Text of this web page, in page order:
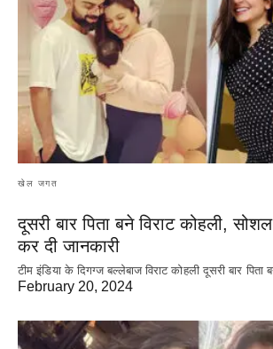
खेल जगत
दूसरी बार‌ पिता बने विराट कोहली,
कर दी‌ जानकारी
टीम इंडिया के दिगग्ज बल्लेबाज विराट कोहली दूसरी बार
February 20, 2024